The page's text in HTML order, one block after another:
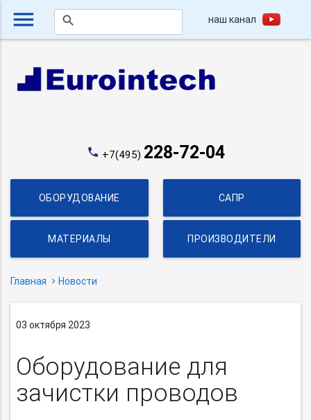
menu search наш канал
phone +7(495) 228-72-04
ОБОРУДОВАНИЕ САПР
МАТЕРИАЛЫ ПРОИЗВОДИТЕЛИ
Главная Новости
03 октября 2023
Оборудование для
зачистки проводов